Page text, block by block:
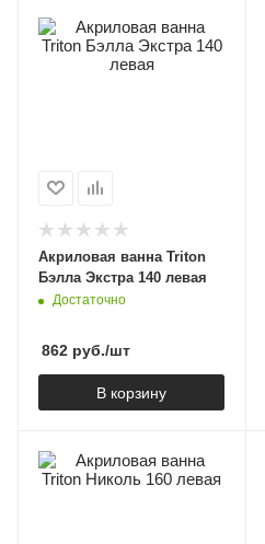
Акриловая ванна Triton
Бэлла Экстра 140 левая
Достаточно
862 руб./шт
В корзину